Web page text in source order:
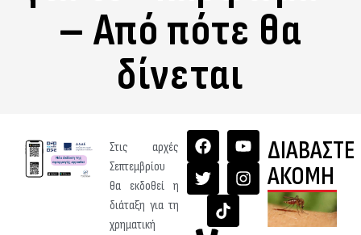
– Από πότε θα
δίνεται
Στις αρχές
Σεπτεμβρίου
θα εκδοθεί η
διάταξη για τη
χρηματική
ΔΙΑΒΑΣΤΕ
ΑΚΟΜΗ